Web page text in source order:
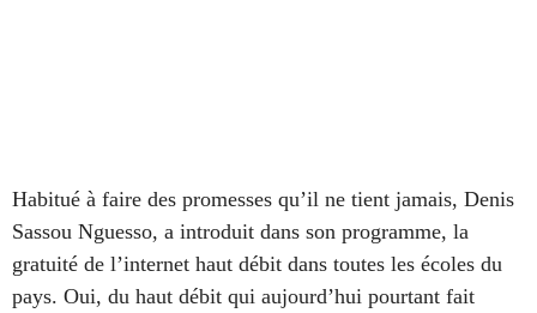
Habitué à faire des promesses qu’il ne tient jamais, Denis
Sassou Nguesso, a introduit dans son programme, la
gratuité de l’internet haut débit dans toutes les écoles du
pays. Oui, du haut débit qui aujourd’hui pourtant fait